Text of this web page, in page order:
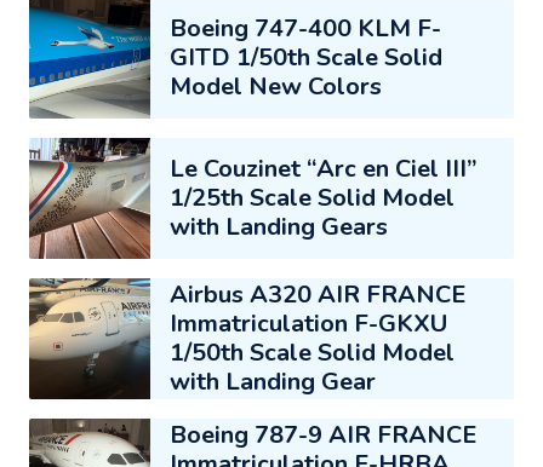
Boeing 747-400 KLM F-
GITD 1/50th Scale Solid
Model New Colors
Le Couzinet “Arc en Ciel III”
1/25th Scale Solid Model
with Landing Gears
Airbus A320 AIR FRANCE
Immatriculation F-GKXU
1/50th Scale Solid Model
with Landing Gear
Boeing 787-9 AIR FRANCE